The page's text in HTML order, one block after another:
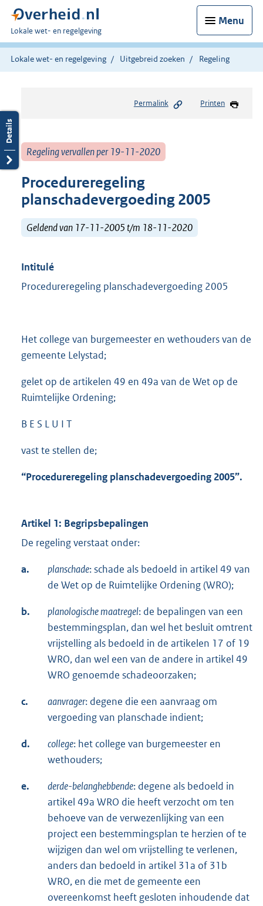
Menu
U
bent
hier:
Lokale wet- en regelgeving
Lokale wet- en regelgeving Uitgebreid zoeken Regeling
Permalink Printen
Regeling vervallen per 19-11-2020
Procedureregeling
planschadevergoeding 2005
Geldend van 17-11-2005 t/m 18-11-2020
Intitulé
Procedureregeling planschadevergoeding 2005
Het college van burgemeester en wethouders van de
gemeente Lelystad;
gelet op de artikelen 49 en 49a van de Wet op de
Ruimtelijke Ordening;
B E S L U I T
vast te stellen de;
“Procedureregeling planschadevergoeding 2005”.
Artikel 1: Begripsbepalingen
De regeling verstaat onder:
a. planschade: schade als bedoeld in artikel 49 van
de Wet op de Ruimtelijke Ordening (WRO);
b. planologische maatregel: de bepalingen van een
bestemmingsplan, dan wel het besluit omtrent
vrijstelling als bedoeld in de artikelen 17 of 19
WRO, dan wel een van de andere in artikel 49
WRO genoemde schadeoorzaken;
c. aanvrager: degene die een aanvraag om
vergoeding van planschade indient;
d. college: het college van burgemeester en
wethouders;
e. derde-belanghebbende: degene als bedoeld in
artikel 49a WRO die heeft verzocht om ten
behoeve van de verwezenlijking van een
project een bestemmingsplan te herzien of te
wijzigen dan wel om vrijstelling te verlenen,
anders dan bedoeld in artikel 31a of 31b
WRO, en die met de gemeente een
overeenkomst heeft gesloten inhoudende dat